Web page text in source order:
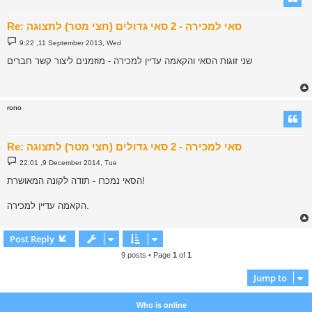
Re: סאי למכירה - 2 סאי גדולים (חצי מטר) לתצוגה
P
o
t
9:22 ,11 September 2013, Wed
שני זוגות הסאי והקאמה עדיין למכירה - מוזמנים ליצור קשר חברים
rono
Re: סאי למכירה - 2 סאי גדולים (חצי מטר) לתצוגה
P
o
t
22:01 ,9 December 2014, Tue
הסאי נמכרו - תודה לקונה המאושרת!
הקאמה עדיין למכירה.
Post Reply
9 posts • Page 1 of 1
Jump to
Who is online